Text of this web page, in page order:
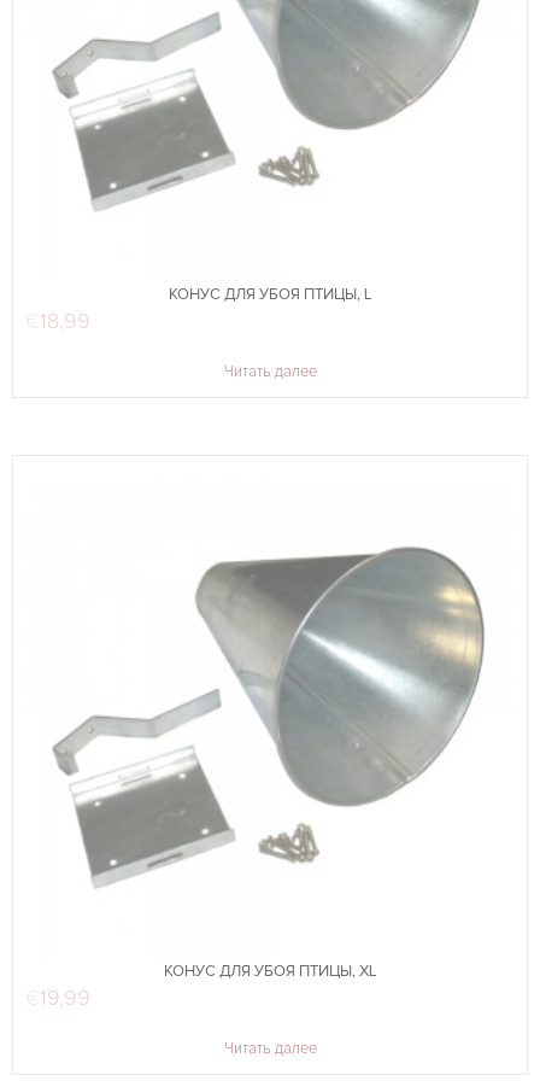
КОНУС ДЛЯ УБОЯ ПТИЦЫ, L
€18,99
Читать далее
КОНУС ДЛЯ УБОЯ ПТИЦЫ, XL
€19,99
Читать далее